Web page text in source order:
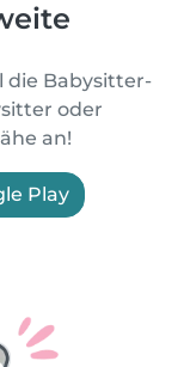
die Babysitter-
oder
an!
Play